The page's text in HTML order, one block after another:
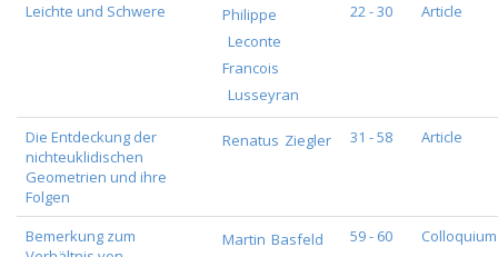
Leichte und Schwere
Philippe
Leconte
Francois
Lusseyran
22 - 30 Article
Die Entdeckung der
nichteuklidischen
Geometrien und ihre
Folgen
Renatus Ziegler 31 - 58 Article
Bemerkung zum
Martin Basfeld 59 - 60 Colloquium